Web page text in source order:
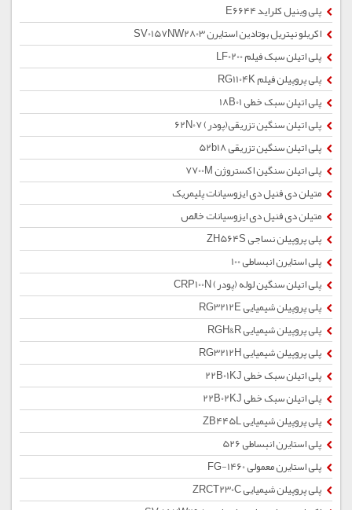
پلی وینیل کلراید E6644
اکریلو نیتریل بوتادین استایرن SV0157NW2803
پلی اتیلن سبک فیلم LF0200
پلی پروپیلن فیلم RG1104K
پلی اتیلن سبک خطی 18B01
پلی اتیلن سنگین تزریقی(پودر) 62N07
پلی اتیلن سنگین تزریقی 52b18
پلی اتیلن سنگین اکستروژن 7700M
متیلن دی فنیل دی ایزوسیانات پلیمریک
متیلن دی فنیل دی ایزوسیانات خالص
پلی پروپیلن نساجی ZH564S
پلی استایرن انبساطی 100
پلی اتیلن سنگین لوله (پودر) CRP100N
پلی پروپیلن شیمیایی RG3212E
پلی پروپیلن شیمیایی RGH&R
پلی پروپیلن شیمیایی RG3212H
پلی اتیلن سبک خطی 22B01KJ
پلی اتیلن سبک خطی 22B02KJ
پلی پروپیلن شیمیایی ZB445L
پلی استایرن انبساطی 526
پلی استایرن معمولی 1460-FG
پلی پروپیلن شیمیایی ZRCT230C